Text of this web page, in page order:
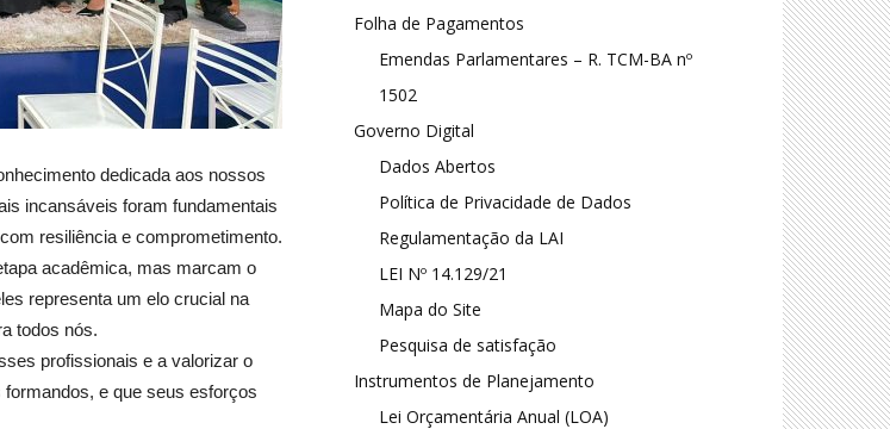
dedicada aos nossos
incansáveis foram fundamentais
resiliência e comprometimento.
acadêmica, mas marcam o
representa um elo crucial na
todos nós.
profissionais e a valorizar o
e que seus esforços
Folha de Pagamentos
Emendas Parlamentares – R. TCM-BA nº
1502
Governo Digital
Dados Abertos
Política de Privacidade de Dados
Regulamentação da LAI
LEI Nº 14.129/21
Mapa do Site
Pesquisa de satisfação
Instrumentos de Planejamento
Lei Orçamentária Anual (LOA)